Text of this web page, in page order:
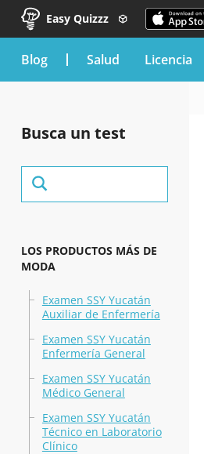
Easy Quizzz
blog Salud Licencia
Busca un test
LOS PRODUCTOS MÁS DE
MODA
Examen SSY Yucatán
Auxiliar de Enfermería
Examen SSY Yucatán
Enfermería General
Examen SSY Yucatán
Médico General
Examen SSY Yucatán
Técnico en Laboratorio
Clínico